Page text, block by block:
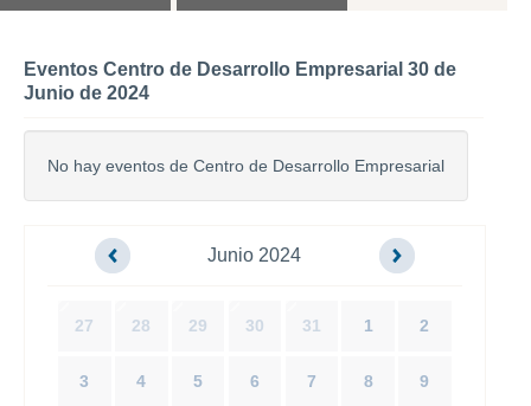
Eventos Centro de Desarrollo Empresarial 30 de
Junio de 2024
No hay eventos de Centro de Desarrollo Empresarial
Junio 2024
27 28 29 30 31 1 2
3 4 5 6 7 8 9